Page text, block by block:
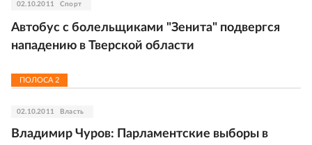
02.10.2011 Спорт
Автобус с болельщиками "Зенита" подвергся
нападению в Тверской области
ПОЛОСА 2
02.10.2011 Власть
Владимир Чуров: Парламентские выборы в